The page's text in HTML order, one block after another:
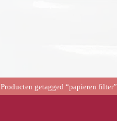
Producten getagged “papieren filter”